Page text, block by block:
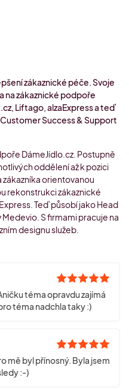
zákaznické péče. Svoje
na zákaznické podpoře
Liftago, alzaExpress a teď
Success & Support
DámeJídlo.cz. Postupně
oddělení až k pozici
orientovanou
rekonstrukci zákaznické
Teď působí jako Head
S firmami pracuje na
designu služeb.
téma opravdu zajímá
téma nadchla taky :)
mě byl přínosný. Byla jsem
:-)